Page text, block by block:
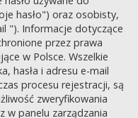
hasło") oraz osobisty,
"). Informacje dotyczące
przez prawa
w Polsce. Wszelkie
hasła i adresu e-mail
procesu rejestracji, są
zweryfikowania
w panelu zarządzania